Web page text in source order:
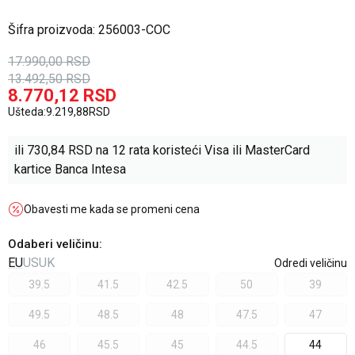
Šifra proizvoda: 256003-COC
17.990,00 RSD
13.492,50 RSD
8.770,12 RSD
Ušteda:9.219,88RSD
ili 730,84 RSD na 12 rata koristeći Visa ili MasterCard
kartice Banca Intesa
Obavesti me kada se promeni cena
Odaberi veličinu:
EUUSUK
Odredi veličinu
39.5
41.5 42.5 50 39
49.5 48.5 48 47.5 47
46 45.5 45 44.5 44